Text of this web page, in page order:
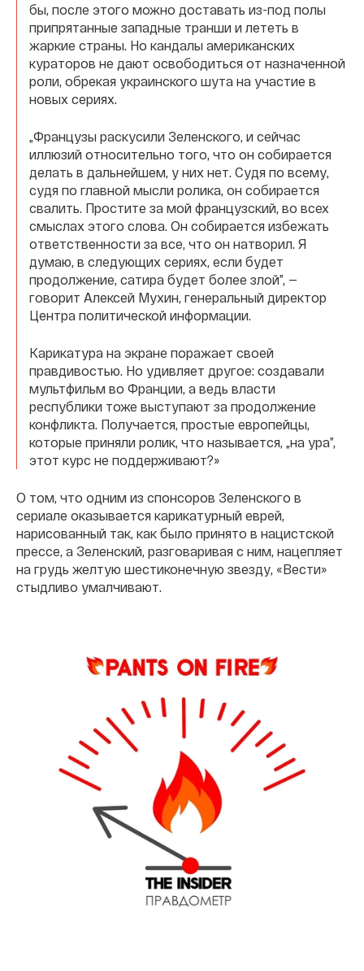
бы, после этого можно доставать из-под полы
припрятанные западные транши и лететь в
жаркие страны. Но кандалы американских
кураторов не дают освободиться от назначенной
роли, обрекая украинского шута на участие в
новых сериях.
„Французы раскусили Зеленского, и сейчас
иллюзий относительно того, что он собирается
делать в дальнейшем, у них нет. Судя по всему,
судя по главной мысли ролика, он собирается
свалить. Простите за мой французский, во всех
смыслах этого слова. Он собирается избежать
ответственности за все, что он натворил. Я
думаю, в следующих сериях, если будет
продолжение, сатира будет более злой”, —
говорит Алексей Мухин, генеральный директор
Центра политической информации.
Карикатура на экране поражает своей
правдивостью. Но удивляет другое: создавали
мультфильм во Франции, а ведь власти
республики тоже выступают за продолжение
конфликта. Получается, простые европейцы,
которые приняли ролик, что называется, „на ура”,
этот курс не поддерживают?»
О том, что одним из спонсоров Зеленского в
сериале оказывается карикатурный еврей,
нарисованный так, как было принято в нацистской
прессе, а Зеленский, разговаривая с ним, нацепляет
на грудь желтую шестиконечную звезду, «Вести»
стыдливо умалчивают.